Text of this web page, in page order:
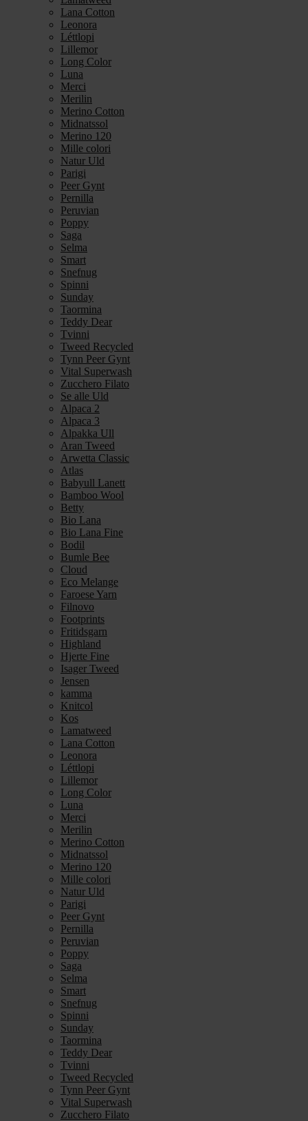
Lana Cotton
Leonora
Léttlopi
Lillemor
Long Color
Luna
Merci
Merilin
Merino Cotton
Midnatssol
Merino 120
Mille colori
Natur Uld
Parigi
Peer Gynt
Pernilla
Peruvian
Poppy
Saga
Selma
Smart
Snefnug
Spinni
Sunday
Taormina
Teddy Dear
Tvinni
Tweed Recycled
Tynn Peer Gynt
Vital Superwash
Zucchero Filato
Se alle Uld
Alpaca 2
Alpaca 3
Alpakka Ull
Aran Tweed
Arwetta Classic
Atlas
Babyull Lanett
Bamboo Wool
Betty
Bio Lana
Bio Lana Fine
Bodil
Bumle Bee
Cloud
Eco Melange
Faroese Yarn
Filnovo
Footprints
Fritidsgarn
Highland
Hjerte Fine
Isager Tweed
Jensen
kamma
Knitcol
Kos
Lamatweed
Lana Cotton
Leonora
Léttlopi
Lillemor
Long Color
Luna
Merci
Merilin
Merino Cotton
Midnatssol
Merino 120
Mille colori
Natur Uld
Parigi
Peer Gynt
Pernilla
Peruvian
Poppy
Saga
Selma
Smart
Snefnug
Spinni
Sunday
Taormina
Teddy Dear
Tvinni
Tweed Recycled
Tynn Peer Gynt
Vital Superwash
Zucchero Filato